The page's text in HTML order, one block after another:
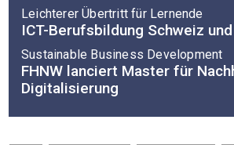
Leichterer Übertritt für Lernende
ICT-Berufsbildung Schweiz
Sustainable Business Development
FHNW lanciert Master für
Digitalisierung